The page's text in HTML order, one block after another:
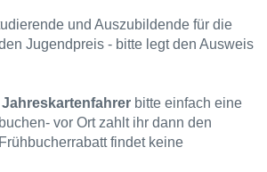
und Auszubildende für die
Jugendpreis - bitte legt den Ausweis
Jahreskartenfahrer bitte einfach eine
vor Ort zahlt ihr dann den
findet keine